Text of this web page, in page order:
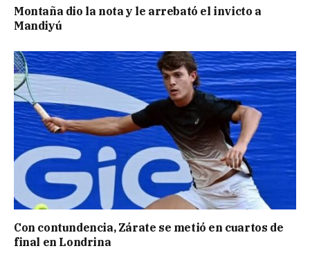
Montaña dio la nota y le arrebató el invicto a
Mandiyú
Con contundencia, Zárate se metió en cuartos de
final en Londrina